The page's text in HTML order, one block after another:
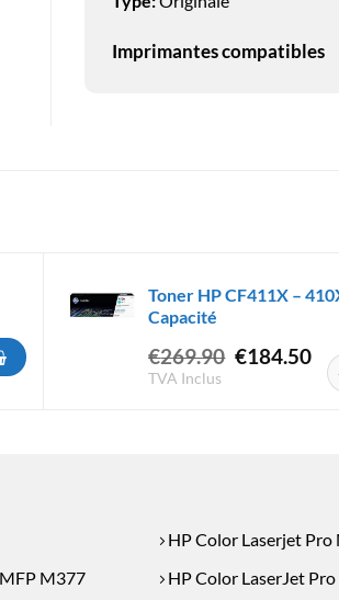
Imprimantes compatibles
CE410X - 305X Noir Grande Capacité
Toner HP CF411X –
Capacité
€269.90 Le
€184.50Le
prix
TVA Inclus
HP Color Laserjet Pro
M377
HP Color LaserJet